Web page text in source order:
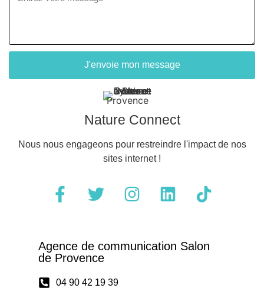
J'envoie mon message
Nature Connect
Nous nous engageons pour restreindre l'impact de nos
sites internet !
Agence de communication Salon
de Provence
04 90 42 19 39